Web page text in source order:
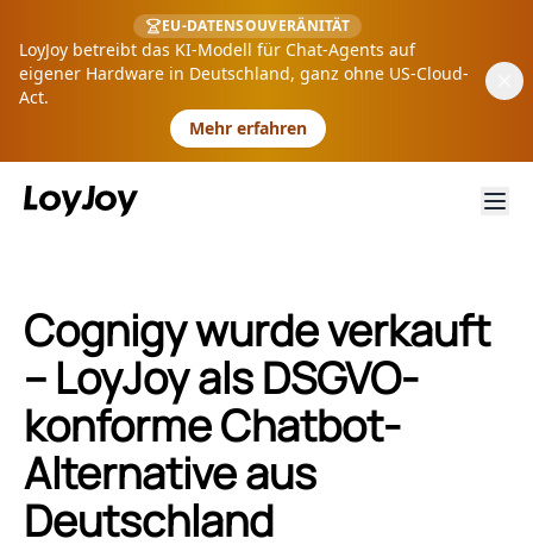
EU-DATENSOUVERÄNITÄT
LoyJoy betreibt das KI-Modell für Chat-Agents auf
eigener Hardware in Deutschland, ganz ohne US-Cloud-
Act.
Mehr erfahren
Cognigy wurde verkauft
– LoyJoy als DSGVO-
konforme Chatbot-
Alternative aus
Deutschland